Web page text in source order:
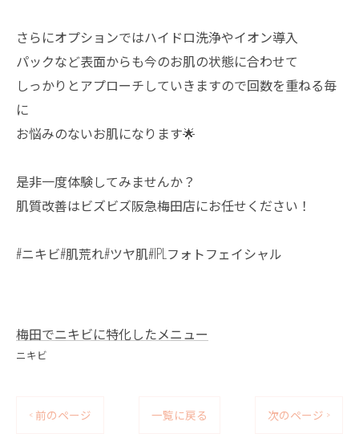
さらにオプションではハイドロ洗浄やイオン導入
パックなど表面からも今のお肌の状態に合わせて
しっかりとアプローチしていきますので回数を重ねる毎
に
お悩みのないお肌になります🌟
是非一度体験してみませんか？
肌質改善はビズビズ阪急梅田店にお任せください！
#ニキビ#肌荒れ#ツヤ肌#IPLフォトフェイシャル
梅田でニキビに特化したメニュー
ニキビ
< 前のページ 一覧に戻る 次のページ >